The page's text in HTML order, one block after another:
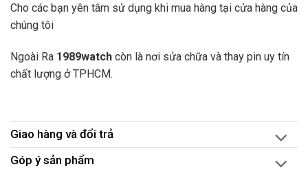
Cho các bạn yên tâm sử dụng khi mua hàng tại cửa hàng của
chúng tôi
Ngoài Ra 1989watch còn là nơi sửa chữa và thay pin uy tín
chất lượng ở TPHCM.
Giao hàng và đổi trả
Góp ý sản phẩm